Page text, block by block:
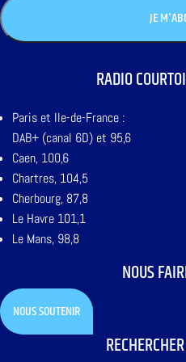
RADIO
Paris et Ile-de-France :
DAB+ (canal 6D) et 95,6
Caen, 100,6
Chartres, 104,5
Cherbourg, 87,8
Le Havre 101,1
Le Mans, 98,8
NOUS
NOUS SOUTENIR